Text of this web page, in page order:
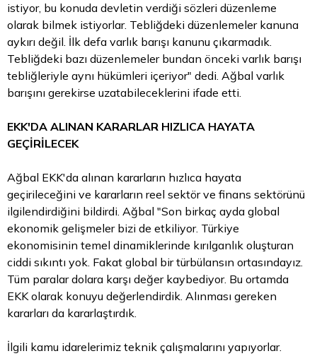
istiyor, bu konuda devletin verdiği sözleri düzenleme
olarak bilmek istiyorlar. Tebliğdeki düzenlemeler kanuna
aykırı değil. İlk defa varlık barışı kanunu çıkarmadık.
Tebliğdeki bazı düzenlemeler bundan önceki varlık barışı
tebliğleriyle aynı hükümleri içeriyor" dedi. Ağbal varlık
barışını gerekirse uzatabileceklerini ifade etti.
EKK'DA ALINAN KARARLAR HIZLICA HAYATA
GEÇİRİLECEK
Ağbal EKK'da alınan kararların hızlıca hayata
geçirileceğini ve kararların reel sektör ve finans sektörünü
ilgilendirdiğini bildirdi. Ağbal "Son birkaç ayda global
ekonomik gelişmeler bizi de etkiliyor. Türkiye
ekonomisinin temel dinamiklerinde kırılganlık oluşturan
ciddi sıkıntı yok. Fakat global bir türbülansın ortasındayız.
Tüm paralar dolara karşı değer kaybediyor. Bu ortamda
EKK olarak konuyu değerlendirdik. Alınması gereken
kararları da kararlaştırdık.
İlgili kamu idarelerimiz teknik çalışmalarını yapıyorlar.